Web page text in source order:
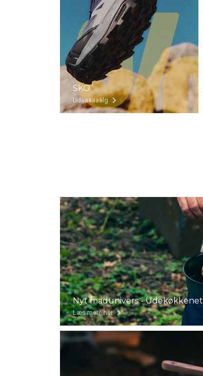
SKO
Udsaaaaalg
Nyt madunivers - Udekøkkenet
Læs mere her